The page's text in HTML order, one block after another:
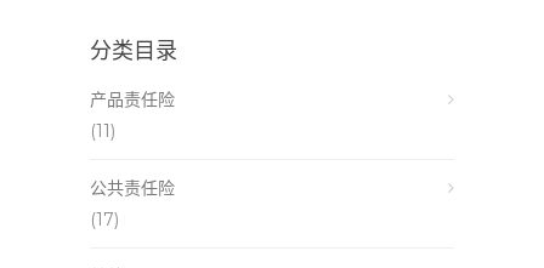
分类目录
产品责任险
(11)
公共责任险
(17)